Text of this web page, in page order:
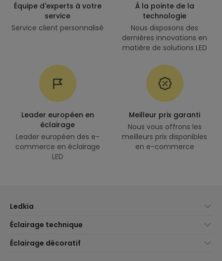
Équipe d'experts à votre
service
Service client personnalisé
À la pointe de la
technologie
Nous disposons des
dernières innovations en
matière de solutions LED
Leader européen en
éclairage
Leader européen des e-
commerce en éclairage
LED
Meilleur prix garanti
Nous vous offrons les
meilleurs prix disponibles
en e-commerce
Ledkia
Service client
Méthodes d'expédition
Éclairage technique
Marques
Éclairage décoratif